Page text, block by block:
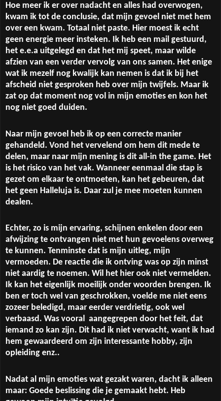
Hoe meer ik er over nadacht en alles had overwogen,
kwam ik tot de conclusie, dat mijn gevoel niet met hem
over een kwam. Totaal niet paste. Hier moest ik echt
geen energie meer insteken. Ik heb een mail gestuurd,
het e.e.a uitgelegd en dat het mij speet, maar wilde
afzien van een verder vervolg van ons samen. Het enige
wat ik mezelf nog kwalijk kan nemen is dat ik bij het
afscheid niet gesproken heb over mijn twijfels. Maar ik
zat op dat moment nog vol in mijn emoties en kon het
nog niet goed duiden.
Naar mijn gevoel heb ik op een correcte manier
gehandeld. Vond het vervelend om hem dit mede te
delen, maar naar mijn mening is dit all-in the game. Het
is het risico van het vak. Wanneer eenmaal die stap is
gezet om elkaar te ontmoeten, kan het gebeuren, dat
het geen Halleluja is. Daar zul je mee moeten kunnen
dealen.
Echter, zo is mijn ervaring, schijnen enkelen door een
afwijzing te ontvangen niet met hun gevoelens overweg
te kunnen. Tenminste dat is mijn uitleg, mijn
vermoeden. De reactie die ik ontving was op zijn minst
niet aardig te noemen. Wil het hier ook niet vermelden.
Ik kan het eigenlijk moeilijk onder woorden brengen. Ik
ben er toch wel van geschrokken, voelde me niet eens
zozeer beledigd, maar eerder verdrietig, ook wel
verbaasd. Was vooral aangegrepen door het feit, dat
iemand zo kan zijn. Dit had ik niet verwacht, want ik had
hem gewaardeerd om zijn interessante hobby, zijn
opleiding enz..
Nadat al mijn emoties wat gezakt waren, dacht ik alleen
maar: Goede beslissing die je gemaakt hebt. Heb